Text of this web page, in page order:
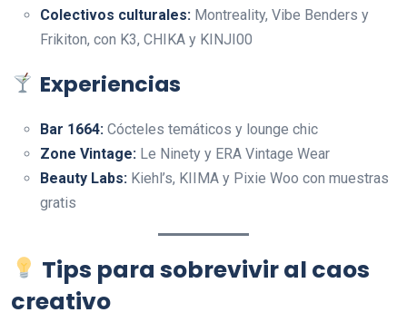
Colectivos culturales: Montreality, Vibe Benders y
Frikiton, con K3, CHIKA y KINJI00
Experiencias
Bar 1664: Cócteles temáticos y lounge chic
Zone Vintage: Le Ninety y ERA Vintage Wear
Beauty Labs: Kiehl’s, KIIMA y Pixie Woo con muestras
gratis
Tips para sobrevivir al caos
creativo